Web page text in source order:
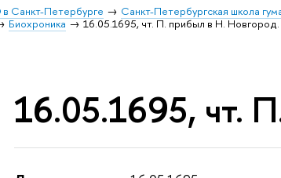
Санкт-Петербурге Санкт-Петербургская школа
Биохроника 16.05.1695, чт. П. прибыл в Н. Новгород.
16.05.1695, чт.